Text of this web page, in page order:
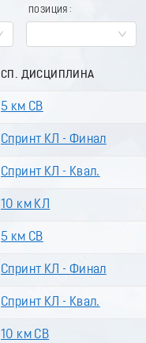
ПОЗИЦИЯ
СП. ДИСЦИПЛИНА
5 км СВ
Спринт КЛ - Финал
Спринт КЛ - Квал.
10 км КЛ
5 км СВ
Спринт КЛ - Финал
Спринт КЛ - Квал.
10 км СВ